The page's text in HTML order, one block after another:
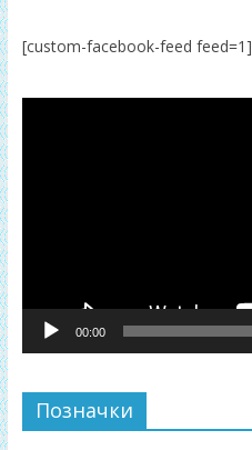
[custom-facebook-feed feed=1]
00:00
Позначки